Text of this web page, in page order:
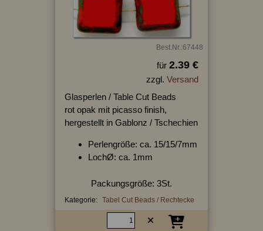
Best.Nr.:67448
für 2.39 €
zzgl. Versand
Glasperlen / Table Cut Beads
rot opak mit picasso finish,
hergestellt in Gablonz / Tschechien
Perlengröße: ca. 15/15/7mm
LochØ: ca. 1mm
Packungsgröße: 3St.
Kategorie: Tabel Cut Beads / Rechtecke